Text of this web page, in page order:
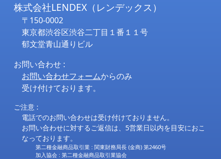
株式会社LENDEX（レンデックス）
〒150-0002
東京都渋谷区渋谷二丁目１番１１号
郁文堂青山通りビル
お問い合わせ :
お問い合わせフォームからのみ
受け付けております。
ご注意 :
電話でのお問い合わせは受け付けておりません。
お問い合わせに対するご返信は、5営業日以内を目安におこ
なっております。
第二種金融商品取引業 : 関東財務局長 (金商) 第2460号
加入協会 : 第二種金融商品取引業協会